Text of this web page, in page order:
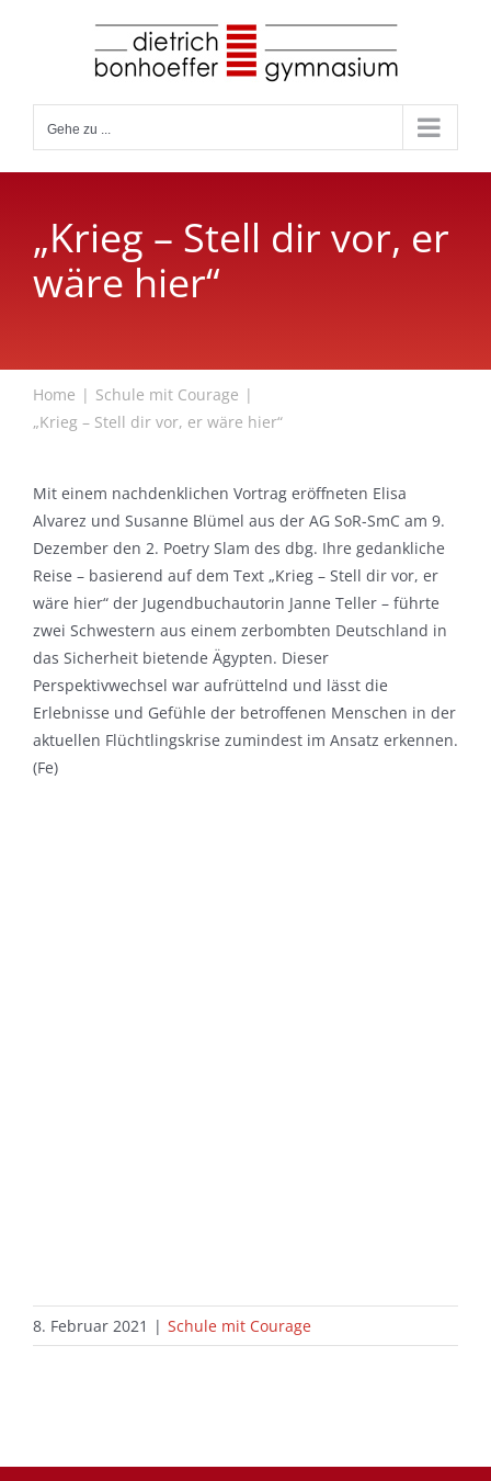
Gehe zu ...
„Krieg – Stell dir vor, er
wäre hier“
Home
Schule mit Courage
„Krieg – Stell dir vor, er wäre hier“
Mit einem nachdenklichen Vortrag eröffneten Elisa
Alvarez und Susanne Blümel aus der AG SoR-SmC am 9.
Dezember den 2. Poetry Slam des dbg. Ihre gedankliche
Reise – basierend auf dem Text „Krieg – Stell dir vor, er
wäre hier“ der Jugendbuchautorin Janne Teller – führte
zwei Schwestern aus einem zerbombten Deutschland in
das Sicherheit bietende Ägypten. Dieser
Perspektivwechsel war aufrüttelnd und lässt die
Erlebnisse und Gefühle der betroffenen Menschen in der
aktuellen Flüchtlingskrise zumindest im Ansatz erkennen.
(Fe)
8. Februar 2021 | Schule mit Courage